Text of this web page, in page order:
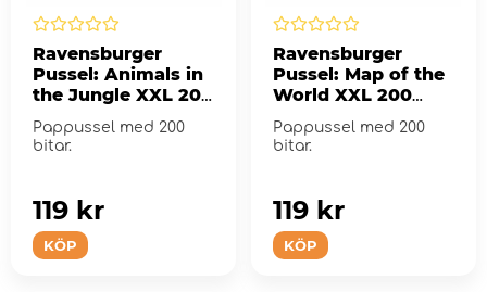
Ravensburger
Pussel: Animals in
the Jungle XXL 200
Bitar
Pappussel med 200
bitar.
KÖP
119 kr
Ravensburger
Pussel: Map of the
World XXL 200
Bitar
Pappussel med 200
bitar.
KÖP
119 kr